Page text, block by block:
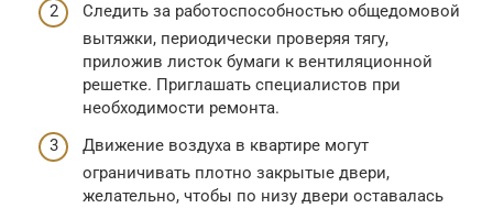
Следить за работоспособностью общедомовой
вытяжки, периодически проверяя тягу,
приложив листок бумаги к вентиляционной
решетке. Приглашать специалистов при
необходимости ремонта.
Движение воздуха в квартире могут
ограничивать плотно закрытые двери,
желательно, чтобы по низу двери оставалась